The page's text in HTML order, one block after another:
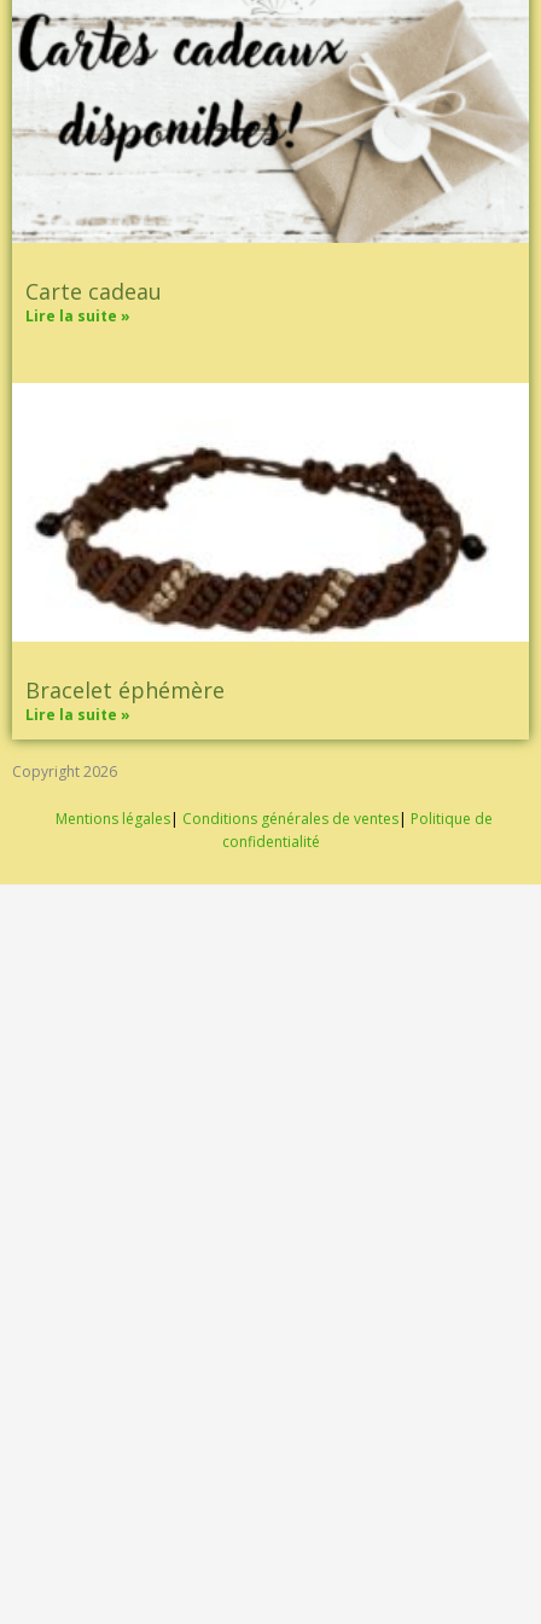
Carte cadeau
Lire la suite »
Bracelet éphémère
Lire la suite »
Copyright 2026
Mentions légales| Conditions générales de ventes| Politique de
confidentialité